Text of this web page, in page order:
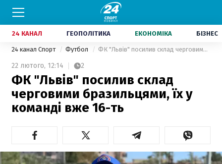
24 КАНАЛ ГЕОПОЛІТИКА ЕКОНОМІКА БІЗНЕС
24 канал Спорт Футбол ФК "Львів" посилив склад черговими бразильцями, їх у команді вже 16-ть
22 лютого, 12:14 2
ФК "Львів" посилив склад
черговими бразильцями, їх у
команді вже 16-ть